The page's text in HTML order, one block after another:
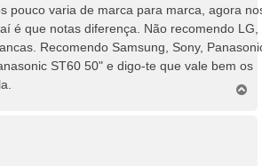
pouco varia de marca para marca, agora
é que notas diferença. Não recomendo LG,
Recomendo Samsung, Sony,
ST60 50" e digo-te que vale bem os